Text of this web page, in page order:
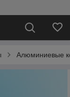
Алюминиевые